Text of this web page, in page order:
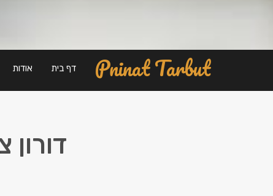
Pninat Tarbut דף בית אודות